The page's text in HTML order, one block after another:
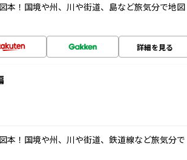
本！国境や州、川や街道、島など旅気分で地図
詳細を見る
本！国境や州、川や街道、鉄道線など旅気分で